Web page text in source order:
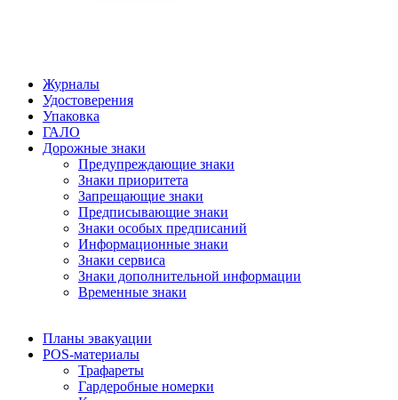
Журналы
Удостоверения
Упаковка
ГАЛО
Дорожные знаки
Предупреждающие знаки
Знаки приоритета
Запрещающие знаки
Предписывающие знаки
Знаки особых предписаний
Информационные знаки
Знаки сервиса
Знаки дополнительной информации
Временные знаки
Планы эвакуации
POS-материалы
Трафареты
Гардеробные номерки